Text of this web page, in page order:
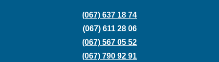
(067) 637 18 74
(067) 611 28 06
(067) 567 05 52
(067) 790 92 91